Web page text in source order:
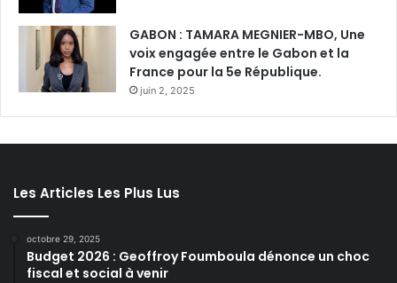
GABON : TAMARA MEGNIER-MBO, Une
voix engagée entre le Gabon et la
France pour la 5e République.
juin 2, 2025
Les Articles Les Plus Lus
octobre 29, 2025
Budget 2026 : Geoffroy Foumboula dénonce un choc
fiscal et social à venir